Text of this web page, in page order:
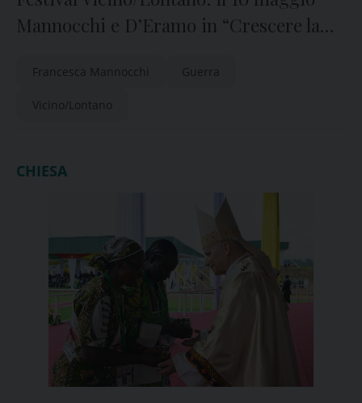
Mannocchi e D’Eramo in “Crescere la
Francesca Mannocchi Guerra
Vicino/Lontano
CHIESA